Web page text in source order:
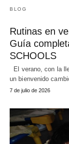
BLOG
Rutinas en
Guía
SCHOOLS
El verano, con la
un bienvenido
7 de julio de 2026